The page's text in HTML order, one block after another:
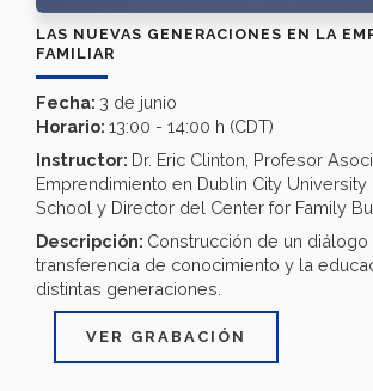
LAS NUEVAS GENERACIONES EN LA
FAMILIAR
Fecha: 3 de junio
Horario: 13:00 - 14:00 h (CDT)
Instructor: Dr. Eric Clinton, Profesor
Emprendimiento en Dublin City University
School y Director del Center for Family
Descripción: Construcción de un
transferencia de conocimiento y la
distintas generaciones.
VER GRABACIÓN